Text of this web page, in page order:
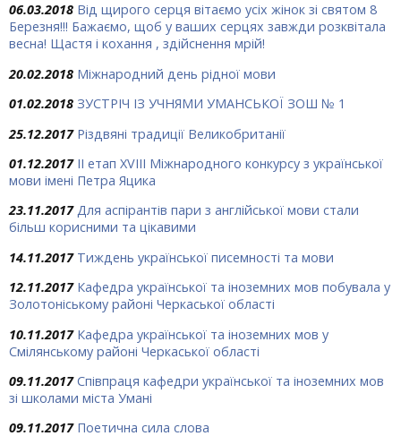
06.03.2018 Від щирого серця вітаємо усіх жінок зі святом 8
Березня!!! Бажаємо, щоб у ваших серцях завжди розквітала
весна! Щастя і кохання , здійснення мрій!
20.02.2018 Міжнародний день рідної мови
01.02.2018 ЗУСТРІЧ ІЗ УЧНЯМИ УМАНСЬКОЇ ЗОШ № 1
25.12.2017 Різдвяні традиції Великобританії
01.12.2017 ІІ етап XVIII Міжнародного конкурсу з української
мови імені Петра Яцика
23.11.2017 Для аспірантів пари з англійської мови стали
більш корисними та цікавими
14.11.2017 Тиждень української писемності та мови
12.11.2017 Кафедра української та іноземних мов побувала у
Золотоніському районі Черкаської області
10.11.2017 Кафедра української та іноземних мов у
Смілянському районі Черкаської області
09.11.2017 Співпраця кафедри української та іноземних мов
зі школами міста Умані
09.11.2017 Поетична сила слова